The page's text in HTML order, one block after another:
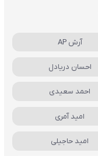
آرش AP
احسان دریادل
احمد سعیدی
امید آمری
امید حاجیلی